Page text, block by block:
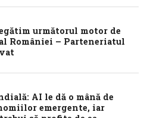
următorul motor de
României – Parteneriatul
AI le dă o mână de
emergente, iar